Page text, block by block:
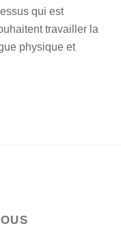
qui est
travailler la
physique et